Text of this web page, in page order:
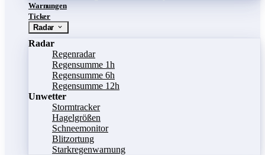
Warnungen
Ticker
Radar
Radar
Regenradar
Regensumme 1h
Regensumme 6h
Regensumme 12h
Unwetter
Stormtracker
Hagelgrößen
Schneemonitor
Blitzortung
Starkregenwarnung